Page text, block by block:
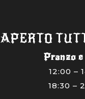
APERTO
Pranzo
12:00 –
18:30 –